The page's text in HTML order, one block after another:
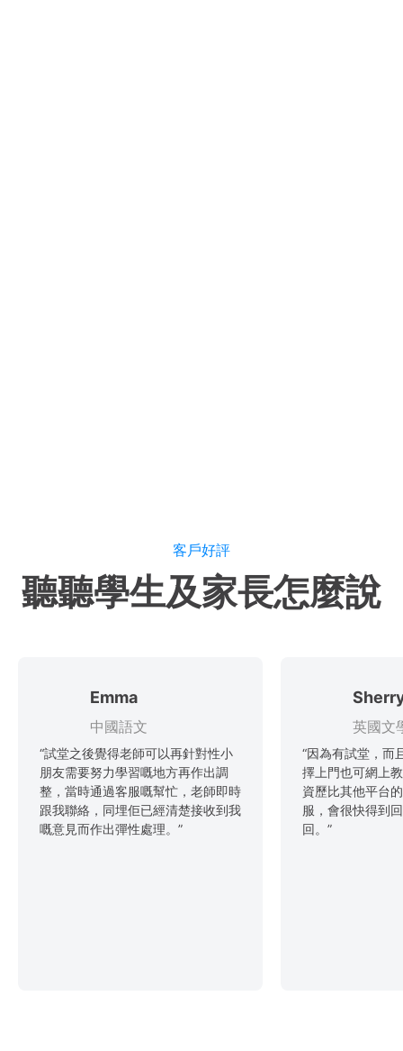
客戶好評
聽聽學生及家長怎麼說
Emma
中國語文
“試堂之後覺得老師可以再針對性小
朋友需要努力學習嘅地方再作出調
整，當時通過客服嘅幫忙，老師即時
跟我聯絡，同埋佢已經清楚接收到我
嘅意見而作出彈性處理。”
英國文
“因為有試堂，而
擇上門也可網上
資歷比其他平台
服，會很快得到
回。”